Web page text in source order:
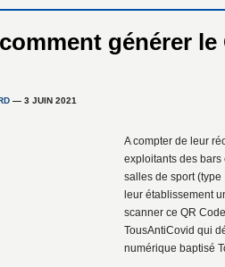
générer le
— 3 JUIN 2021
A compter de leur
exploitants des bars
salles de sport (type
leur établissement
scanner ce QR
TousAntiCovid qui
numérique baptisé